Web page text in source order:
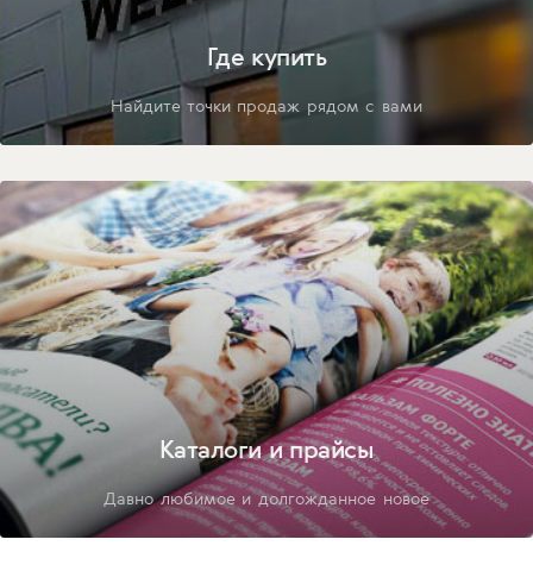
Где купить
Найдите точки продаж рядом с вами
Каталоги и прайсы
Давно любимое и долгожданное новое